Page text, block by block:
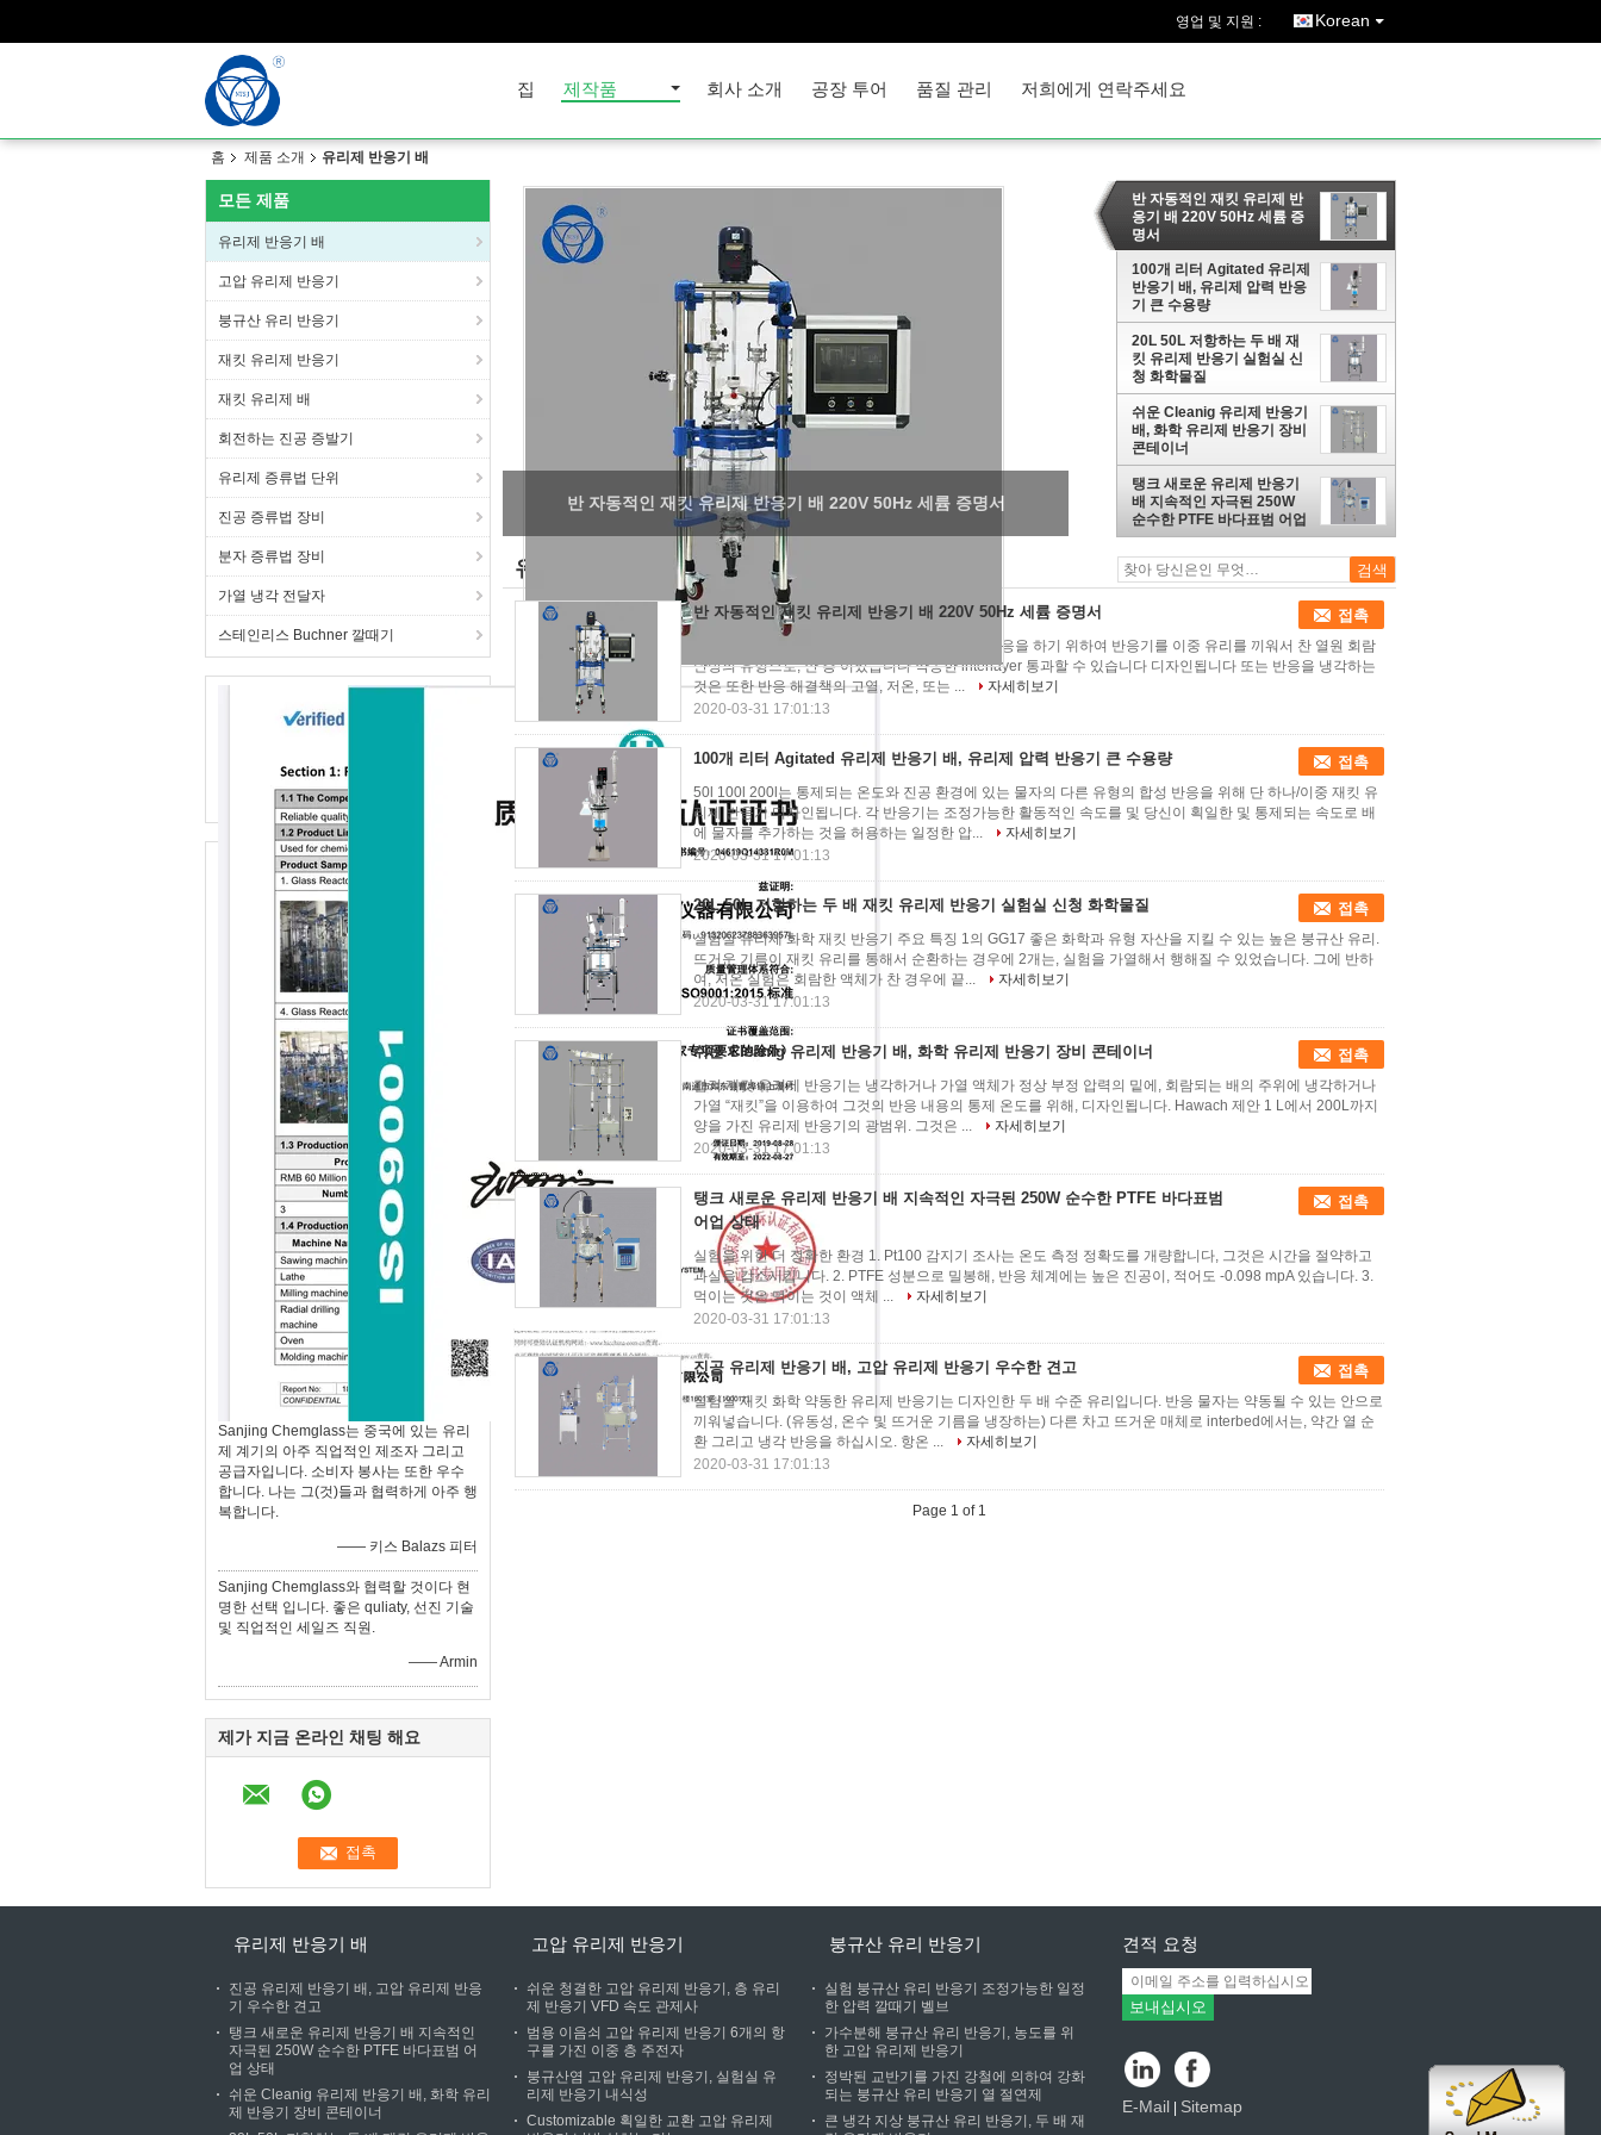
영업 및 지원 : Korean
집 제작품 회사 소개 공장 투어 품질 관리 저희에게 연락주세요
홈 제품 소개 유리제 반응기 배
모든 제품
유리제 반응기 배
고압 유리제 반응기
붕규산 유리 반응기
재킷 유리제 반응기
재킷 유리제 배
회전하는 진공 증발기
유리제 증류법 단위
진공 증류법 장비
분자 증류법 장비
가열 냉각 전달자
스테인리스 Buchner 깔때기
Sanjing Chemglass는 중국에 있는 유리
제 계기의 아주 직업적인 제조자 그리고
공급자입니다. 소비자 봉사는 또한 우수
합니다. 나는 그(것)들과 협력하게 아주 행
복합니다.
—— 키스 Balazs 피터
Sanjing Chemglass와 협력할 것이다 현
명한 선택 입니다. 좋은 quliaty, 선진 기술
및 직업적인 세일즈 직원.
—— Armin
제가 지금 온라인 채팅 해요
반 자동적인 재킷 유리제 반응기 배 220V 50Hz 세륨 증명서
반 자동적인 재킷 유리제 반
응기 배 220V 50Hz 세륨 증
명서
100개 리터 Agitated 유리제
반응기 배, 유리제 압력 반응
기 큰 수용량
20L 50L 저항하는 두 배 재
킷 유리제 반응기 실험실 신
청 화학물질
쉬운 Cleanig 유리제 반응기
배, 화학 유리제 반응기 장비
콘테이너
탱크 새로운 유리제 반응기
배 지속적인 자극된 250W
순수한 PTFE 바다표범 어업
상태
유리제 반응기 배 (6)
반 자동적인 재킷 유리제 반응기 배 220V 50Hz 세륨 증명서 접촉
재킷 유리제 반응기는 반응 해결책으로 유리제 반응을 하기 위하여 반응기를 이중 유리를 끼워서 찬 열원 회람
난방의 유형으로, 안 층 이었습니다 약동한 interlayer 통과할 수 있습니다 디자인됩니다 또는 반응을 냉각하는
것은 또한 반응 해결책의 고열, 저온, 또는 ...
자세히보기
2020-03-31 17:01:13
100개 리터 Agitated 유리제 반응기 배, 유리제 압력 반응기 큰 수용량 접촉
50l 100l 200l는 통제되는 온도와 진공 환경에 있는 물자의 다른 유형의 합성 반응을 위해 단 하나/이중 재킷 유
리제 반응기 디자인됩니다. 각 반응기는 조정가능한 활동적인 속도를 및 당신이 획일한 및 통제되는 속도로 배
에 물자를 추가하는 것을 허용하는 일정한 압...
자세히보기
2020-03-31 17:01:13
20L 50L 저항하는 두 배 재킷 유리제 반응기 실험실 신청 화학물질 접촉
실험실 유리제 화학 재킷 반응기 주요 특징 1의 GG17 좋은 화학과 유형 자산을 지킬 수 있는 높은 붕규산 유리.
뜨거운 기름이 재킷 유리를 통해서 순환하는 경우에 2개는, 실험을 가열해서 행해질 수 있었습니다. 그에 반하
여, 저온 실험은 회람한 액체가 찬 경우에 끝...
자세히보기
2020-03-31 17:01:13
쉬운 Cleanig 유리제 반응기 배, 화학 유리제 반응기 장비 콘테이너 접촉
겹켜 재킷 유리제 반응기는 냉각하거나 가열 액체가 정상 부정 압력의 밑에, 회람되는 배의 주위에 냉각하거나
가열 “재킷”을 이용하여 그것의 반응 내용의 통제 온도를 위해, 디자인됩니다. Hawach 제안 1 L에서 200L까지
양을 가진 유리제 반응기의 광범위. 그것은 ...
자세히보기
2020-03-31 17:01:13
탱크 새로운 유리제 반응기 배 지속적인 자극된 250W 순수한 PTFE 바다표범
어업 상태
접촉
실험을 위한 더 정확한 환경 1. Pt100 감지기 조사는 온도 측정 정확도를 개량합니다, 그것은 시간을 절약하고
과실을 감소시킵니다. 2. PTFE 성분으로 밀봉해, 반응 체계에는 높은 진공이, 적어도 -0.098 mpA 있습니다. 3.
먹이는 것은 먹이는 것이 액체 ...
자세히보기
2020-03-31 17:01:13
진공 유리제 반응기 배, 고압 유리제 반응기 우수한 견고 접촉
실험실 재킷 화학 약동한 유리제 반응기는 디자인한 두 배 수준 유리입니다. 반응 물자는 약동될 수 있는 안으로
끼워넣습니다. (유동성, 온수 및 뜨거운 기름을 냉장하는) 다른 차고 뜨거운 매체로 interbed에서는, 약간 열 순
환 그리고 냉각 반응을 하십시오. 항온 ...
자세히보기
2020-03-31 17:01:13
Page 1 of 1
유리제 반응기 배
진공 유리제 반응기 배, 고압 유리제 반응
기 우수한 견고
탱크 새로운 유리제 반응기 배 지속적인
자극된 250W 순수한 PTFE 바다표범 어
업 상태
쉬운 Cleanig 유리제 반응기 배, 화학 유리
제 반응기 장비 콘테이너
고압 유리제 반응기
쉬운 청결한 고압 유리제 반응기, 층 유리
제 반응기 VFD 속도 관제사
범용 이음쇠 고압 유리제 반응기 6개의 항
구를 가진 이중 층 주전자
붕규산염 고압 유리제 반응기, 실험실 유
리제 반응기 내식성
Customizable 획일한 교환 고압 유리제
붕규산 유리 반응기
실험 붕규산 유리 반응기 조정가능한 일정
한 압력 깔때기 벨브
가수분해 붕규산 유리 반응기, 농도를 위
한 고압 유리제 반응기
정박된 교반기를 가진 강철에 의하여 강화
되는 붕규산 유리 반응기 열 절연제
큰 냉각 지상 붕규산 유리 반응기, 두 배 재
견적 요청
보내십시오
E-Mail | Sitemap